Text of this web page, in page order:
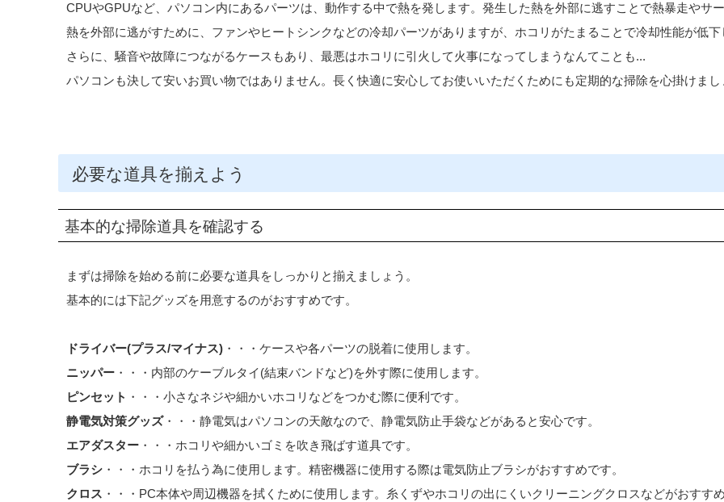
CPUやGPUなど、パソコン内にあるパーツは、動作する中で熱を発します。発生した熱を外部に逃すことで熱暴走やサ
熱を外部に逃がすために、ファンやヒートシンクなどの冷却パーツがありますが、ホコリがたまることで冷却性能が低
さらに、騒音や故障につながるケースもあり、最悪はホコリに引火して火事になってしまうなんてことも...
パソコンも決して安いお買い物ではありません。長く快適に安心してお使いいただくためにも定期的な掃除を心掛けまし
必要な道具を揃えよう
基本的な掃除道具を確認する
まずは掃除を始める前に必要な道具をしっかりと揃えましょう。
基本的には下記グッズを用意するのがおすすめです。
ドライバー(プラス/マイナス) ・・・ケースや各パーツの脱着に使用します。
ニッパー ・・・内部のケーブルタイ(結束バンドなど)を外す際に使用します。
ピンセット ・・・小さなネジや細かいホコリなどをつかむ際に便利です。
静電気対策グッズ・・・静電気はパソコンの天敵なので、静電気防止手袋などがあると安心です。
エアダスター ・・・ホコリや細かいゴミを吹き飛ばす道具です。
ブラシ ・・・ホコリを払う為に使用します。精密機器に使用する際は電気防止ブラシがおすすめです。
クロス ・・・PC本体や周辺機器を拭くために使用します。糸くずやホコリの出にくいクリーニングクロスなどがおすす